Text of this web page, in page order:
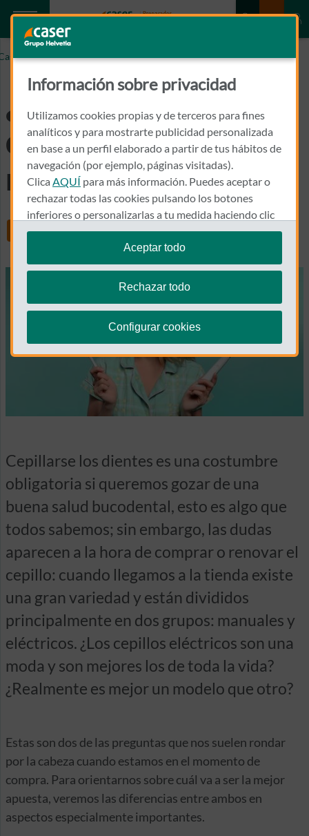
CEPILLO DE DIENTES MANUAL O ELÉCTRICO
¿Qué cepillo de
dientes escoger:
manual o eléctrico?
Share
Cepillarse los dientes es una costumbre
obligatoria si queremos gozar de una
buena salud bucodental, esto es algo que
todos sabemos; sin embargo, las dudas
aparecen a la hora de comprar o renovar el
cepillo: cuando llegamos a la tienda existe
una gran variedad y están divididos
principalmente en dos grupos: manuales y
eléctricos. ¿Los cepillos eléctricos son una
moda y son mejores los de toda la vida?
¿Realmente es mejor un modelo que otro?
Estas son dos de las preguntas que nos suelen rondar
por la cabeza cuando estamos en el momento de
compra. Para orientarnos sobre cuál va a ser la mejor
apuesta, veremos las diferencias entre ambos en
aspectos especialmente importantes.
Información sobre privacidad
Utilizamos cookies propias y de terceros para fines
analíticos y para mostrarte publicidad personalizada
en base a un perfil elaborado a partir de tus hábitos de
navegación (por ejemplo, páginas visitadas).
Clica AQUÍ para más información. Puedes aceptar o
rechazar todas las cookies pulsando los botones
inferiores o personalizarlas a tu medida haciendo clic
en"configurar cookies".
Te recordamos que puedes modificar tus ajustes de
cookies en cualquier momento en la sección
Aceptar todo
Rechazar todo
Configurar cookies